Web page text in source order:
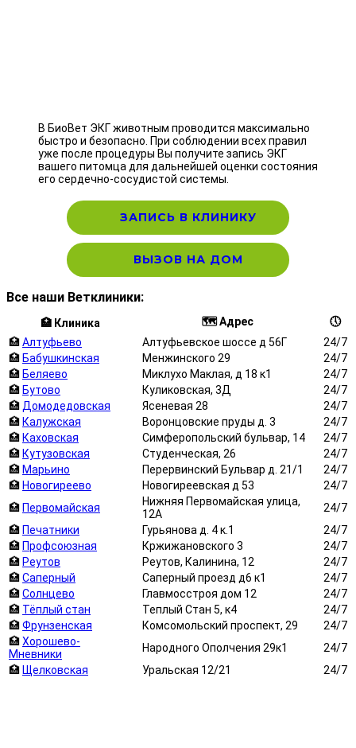
В БиоВет ЭКГ животным проводится максимально
быстро и безопасно. При соблюдении всех правил
уже после процедуры Вы получите запись ЭКГ
вашего питомца для дальнейшей оценки состояния
его сердечно-сосудистой системы.
ЗАПИСЬ В КЛИНИКУ
ВЫЗОВ НА ДОМ
Все наши Ветклиники:
🏥 Клиника 🗺️ Адрес
🕔
🏥Алтуфьево Алтуфьевское шоссе д 56Г
24/7
🏥 Бабушкинская Менжинского 29
24/7
🏥 Беляево Миклухо Маклая, д 18 к1
24/7
🏥 Бутово Куликовская, 3Д
24/7
🏥 Домодедовская Ясеневая 28
24/7
🏥 Калужская Воронцовские пруды д. 3
24/7
🏥 Каховская Симферопольский бульвар, 14
24/7
🏥 Кутузовская Студенческая, 26
24/7
🏥 Марьино Перервинский Бульвар д. 21/1
24/7
🏥 Новогиреево Новогиреевская д 53
24/7
🏥 Первомайская
Нижняя Первомайская улица,
12А
24/7
🏥 Печатники Гурьянова д. 4 к.1
24/7
🏥 Профсоюзная Кржижановского 3
24/7
🏥 Реутов Реутов, Калинина, 12
24/7
🏥Саперный Саперный проезд д6 к1
24/7
🏥Солнцево Главмосстроя дом 12
24/7
🏥 Тёплый стан Теплый Стан 5, к4
24/7
🏥Фрунзенская Комсомольский проспект, 29
24/7
🏥Хорошево-
Мневники
Народного Ополчения 29к1
24/7
🏥 Щелковская Уральская 12/21 24/7